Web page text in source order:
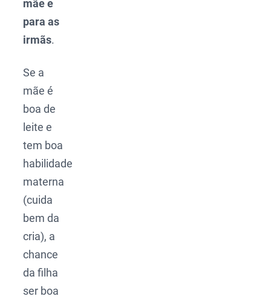
mãe e
para as
irmãs.
Se a
mãe é
boa de
leite e
tem boa
habilidade
materna
(cuida
bem da
cria), a
chance
da filha
ser boa